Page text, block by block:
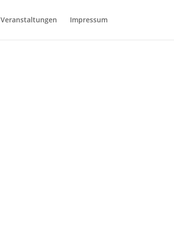
Veranstaltungen Impressum